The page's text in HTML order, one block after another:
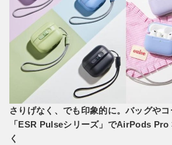
さりげなく、でも印象的に。バッグや
「ESR Pulseシリーズ」でAirPods Pro
く